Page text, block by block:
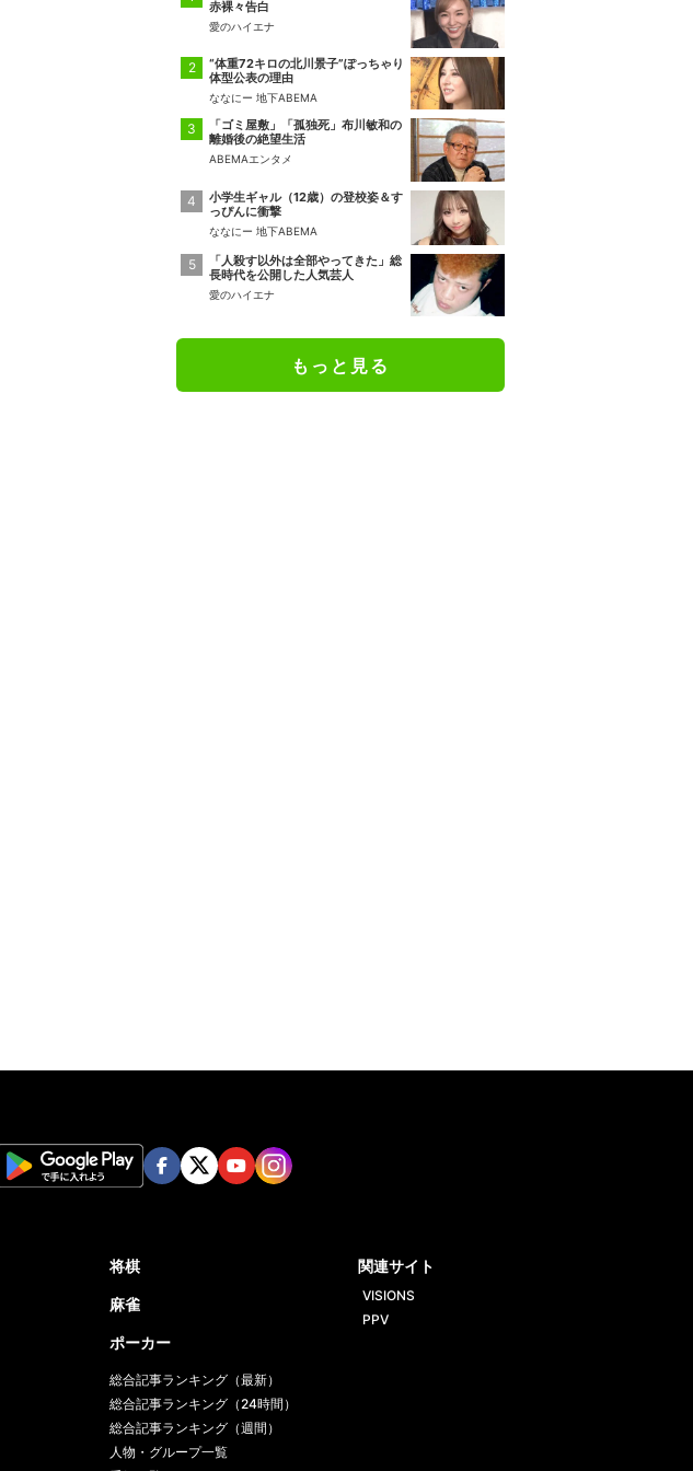
赤裸々告白
愛のハイエナ
“体重72キロの北川景子”ぽっちゃり
体型公表の理由
ななにー 地下ABEMA
「ゴミ屋敷」「孤独死」布川敏和の
離婚後の絶望生活
ABEMAエンタメ
小学生ギャル（12歳）の登校姿＆す
っぴんに衝撃
ななにー 地下ABEMA
「人殺す以外は全部やってきた」総
長時代を公開した人気芸人
愛のハイエナ
もっと見る
将棋
麻雀
ポーカー
総合記事ランキング（最新）
総合記事ランキング（24時間）
総合記事ランキング（週間）
人物・グループ一覧
関連サイト
VISIONS
PPV